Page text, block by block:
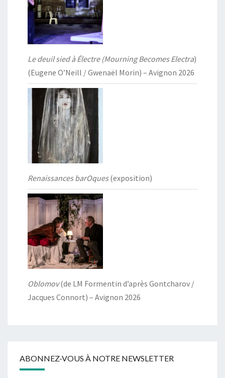
Le deuil sied à Électre (Mourning Becomes Electra)
(Eugene O’Neill / Gwenaël Morin) – Avignon 2026
Renaissances barOques(exposition)
Oblomov(de LM Formentin d’après Gontcharov /
Jacques Connort) – Avignon 2026
ABONNEZ-VOUS À NOTRE NEWSLETTER